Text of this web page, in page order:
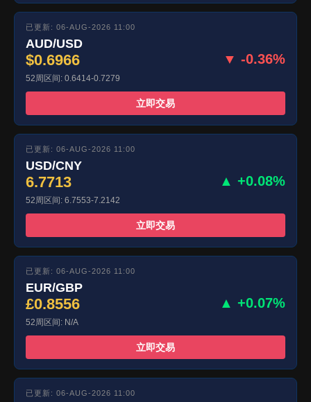
已更新: 06-AUG-2026 11:00
AUD/USD
$0.6966 ▼ -0.36%
52周区间: 0.6414-0.7279
立即交易
已更新: 06-AUG-2026 11:00
USD/CNY
6.7713 ▲ +0.08%
52周区间: 6.7553-7.2142
立即交易
已更新: 06-AUG-2026 11:00
EUR/GBP
£0.8556 ▲ +0.07%
52周区间: N/A
立即交易
已更新: 06-AUG-2026 11:00